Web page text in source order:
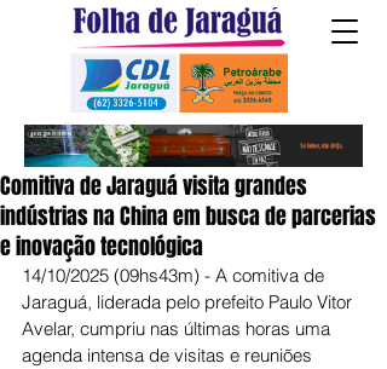
Comitiva de Jaraguá visita grandes
indústrias na China em busca de parcerias
e inovação tecnológica
14/10/2025 (09hs43m) - A comitiva de
Jaraguá, liderada pelo prefeito Paulo Vitor
Avelar, cumpriu nas últimas horas uma
agenda intensa de visitas e reuniões